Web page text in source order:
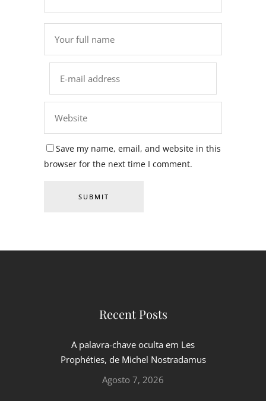
Save my name, email, and website in this
browser for the next time I comment.
Recent Posts
A palavra-chave oculta em Les
Prophéties, de Michel Nostradamus
Agosto 7, 2026